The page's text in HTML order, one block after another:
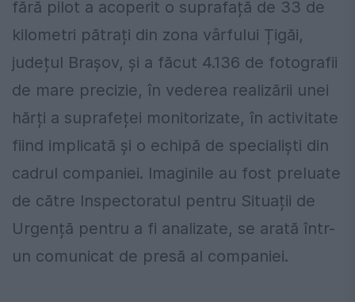
fără pilot a acoperit o suprafață de 33 de
kilometri pătrați din zona vârfului Țigăi,
județul Brașov, și a făcut 4.136 de fotografii
de mare precizie, în vederea realizării unei
hărți a suprafeței monitorizate, în activitate
fiind implicată și o echipă de specialiști din
cadrul companiei. Imaginile au fost preluate
de către Inspectoratul pentru Situații de
Urgență pentru a fi analizate, se arată într-
un comunicat de presă al companiei.